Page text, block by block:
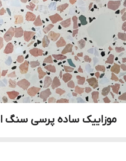
موزاییک ساده پرسی سنگ